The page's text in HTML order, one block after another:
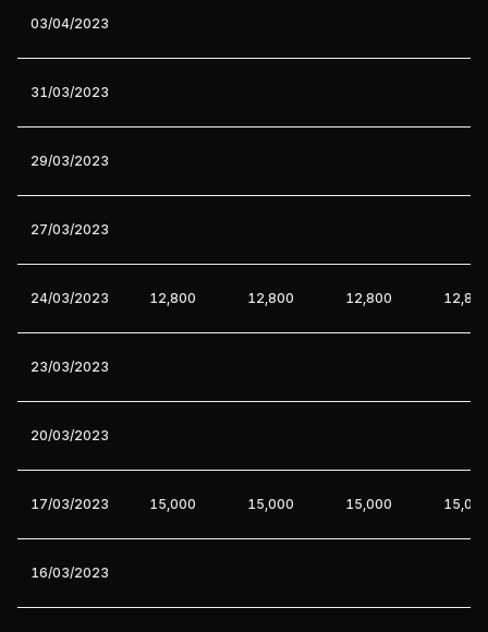
03/04/2023
31/03/2023
29/03/2023
27/03/2023
24/03/2023 12,800 12,800 12,800
23/03/2023
20/03/2023
17/03/2023 15,000 15,000 15,000
16/03/2023